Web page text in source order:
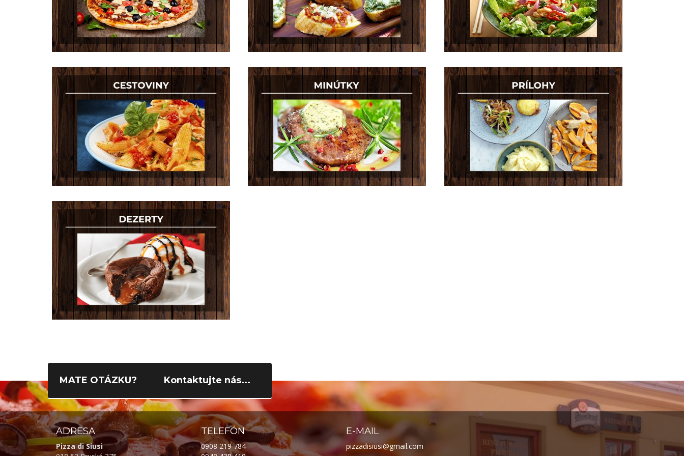
MATE OTÁZKU? Kontaktujte nás...
ADRESA
Pizza di Siusi
TELEFÓN
0908 219 784
E-MAIL
pizzadisiusi@gmail.com